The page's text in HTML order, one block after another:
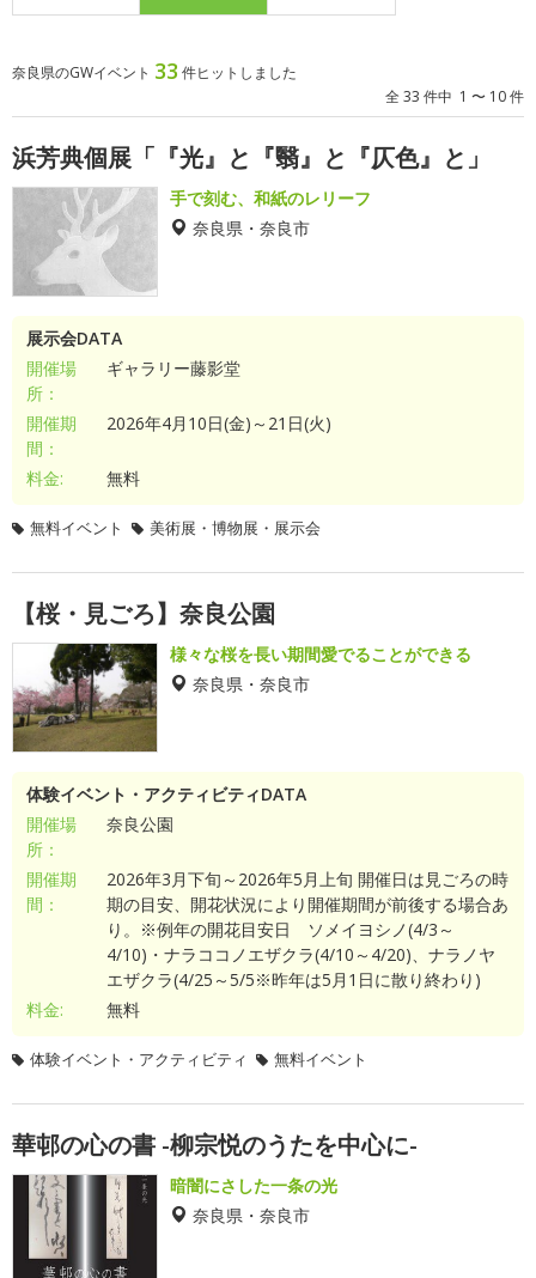
奈良県のGWイベント 33 件ヒットしました
全 33 件中 1 〜 10 件
浜芳典個展「『光』と『翳』と『仄色』と」
手で刻む、和紙のレリーフ
奈良県・奈良市
展示会DATA
開催場
所：
ギャラリー藤影堂
開催期
間：
2026年4月10日(金)～21日(火)
料金: 無料
無料イベント 美術展・博物展・展示会
【桜・見ごろ】奈良公園
様々な桜を長い期間愛でることができる
奈良県・奈良市
体験イベント・アクティビティDATA
開催場
所：
奈良公園
開催期
間：
2026年3月下旬～2026年5月上旬 開催日は見ごろの時
期の目安、開花状況により開催期間が前後する場合あ
り。※例年の開花目安日 ソメイヨシノ(4/3～
4/10)・ナラココノエザクラ(4/10～4/20)、ナラノヤ
エザクラ(4/25～5/5※昨年は5月1日に散り終わり)
料金:
無料
体験イベント・アクティビティ 無料イベント
華邨の心の書 -柳宗悦のうたを中心に-
暗闇にさした一条の光
奈良県・奈良市